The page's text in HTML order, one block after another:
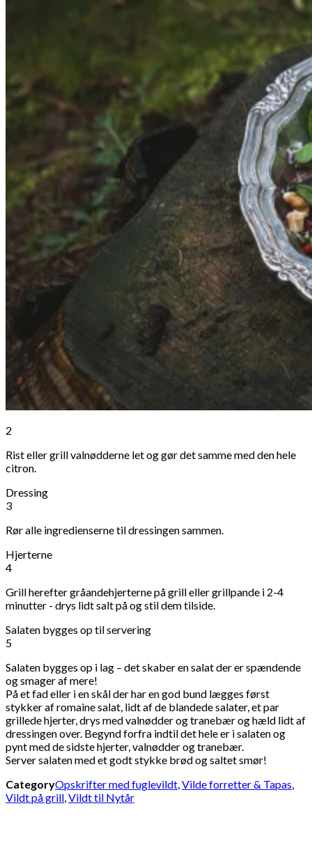
2
Rist eller grill valnødderne let og gør det samme med den hele
citron.
Dressing
3
Rør alle ingredienserne til dressingen sammen.
Hjerterne
4
Grill herefter gråandehjerterne på grill eller grillpande i 2-4
minutter - drys lidt salt på og stil dem tilside.
Salaten bygges op til servering
5
Salaten bygges op i lag – det skaber en salat der er spændende
og smager af mere!
På et fad eller i en skål der har en god bund lægges først
stykker af romaine salat, lidt af de blandede salater, et par
grillede hjerter, drys med valnødder og tranebær og hæld lidt af
dressingen over. Begynd forfra indtil det hele er i salaten og
pynt med de sidste hjerter, valnødder og tranebær.
Server salaten med et godt stykke brød og saltet smør!
CategoryOpskrifter med fuglevildt,Vilde forretter & Tapas,
Vildt på grill,Vildt til Nytår